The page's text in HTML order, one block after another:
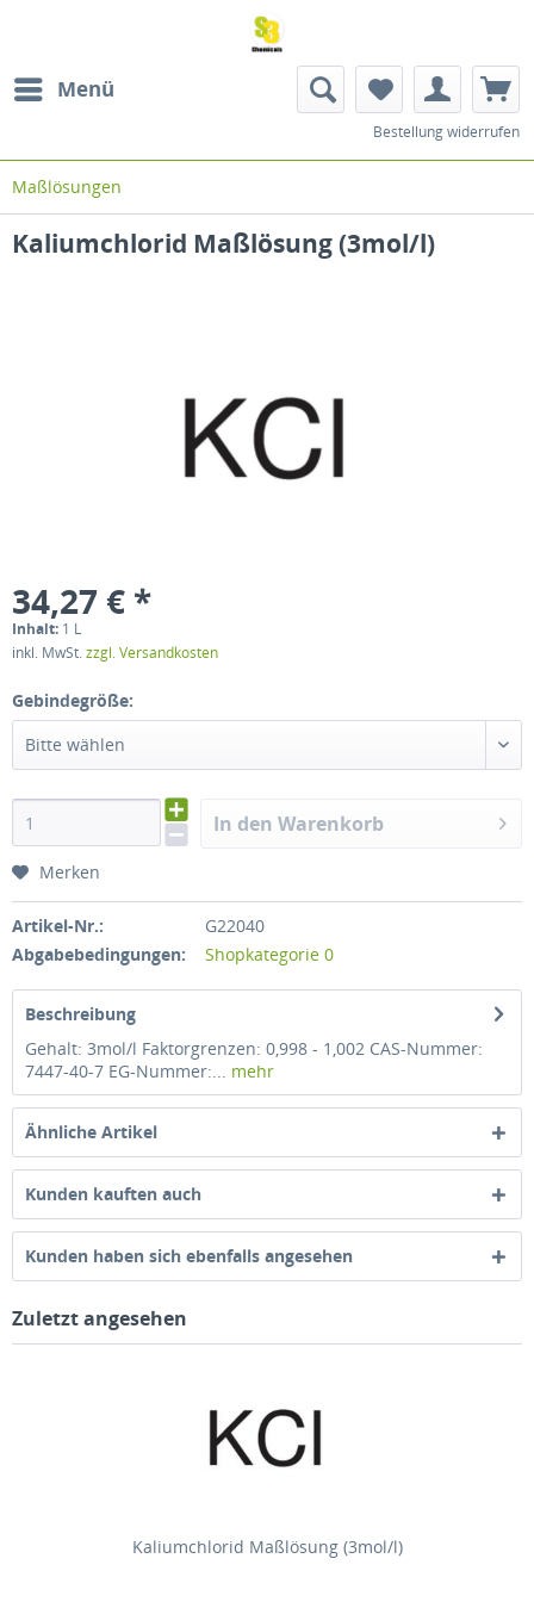
Menü
Bestellung widerrufen
Maßlösungen
Kaliumchlorid Maßlösung (3mol/l)
34,27 € *
Inhalt: 1 L
inkl. MwSt.zzgl. Versandkosten
Gebindegröße:
Bitte wählen
In den Warenkorb
Merken
Artikel-Nr.:
G22040
Abgabebedingungen:
Shopkategorie 0
Beschreibung
Gehalt: 3mol/l Faktorgrenzen: 0,998 - 1,002 CAS-Nummer:
7447-40-7 EG-Nummer:... mehr
Ähnliche Artikel
Kunden kauften auch
Kunden haben sich ebenfalls angesehen
Zuletzt angesehen
Kaliumchlorid Maßlösung (3mol/l)